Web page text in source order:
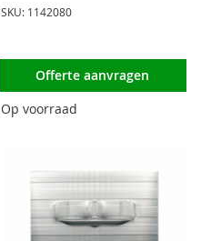
SKU: 1142080
Offerte aanvragen
Op voorraad